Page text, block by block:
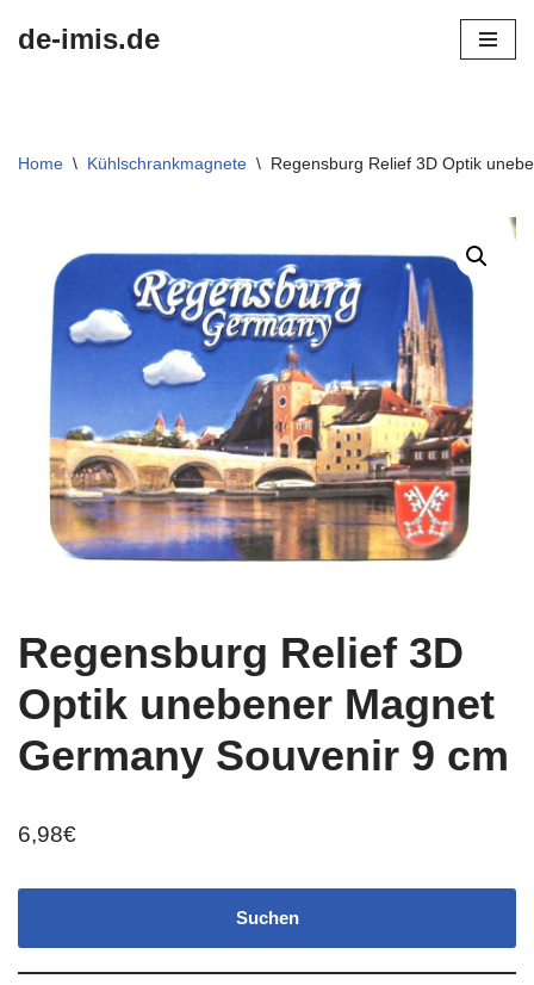
de-imis.de
Home \ Kühlschrankmagnete \ Regensburg Relief 3D Optik
Regensburg Relief 3D
Optik unebener Magnet
Germany Souvenir 9 cm
6,98€
Suchen